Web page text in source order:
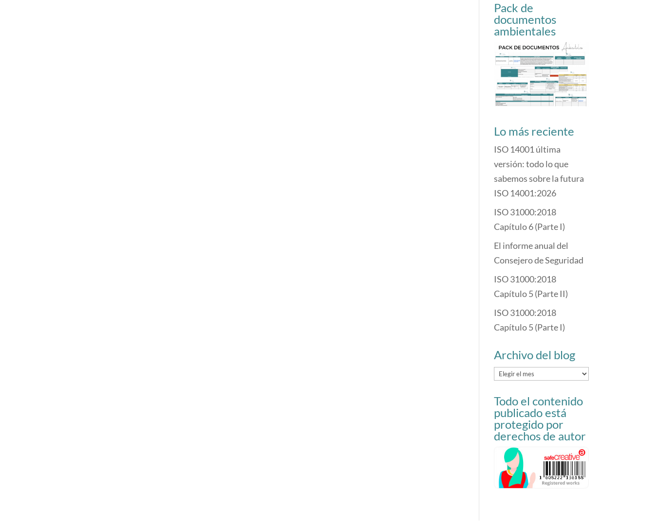
Pack de
documentos
ambientales
Lo más reciente
ISO 14001 última
versión: todo lo que
sabemos sobre la futura
ISO 14001:2026
ISO 31000:2018
Capítulo 6 (Parte I)
El informe anual del
Consejero de Seguridad
ISO 31000:2018
Capítulo 5 (Parte II)
ISO 31000:2018
Capítulo 5 (Parte I)
Archivo del blog
Archivo
blog
Todo el contenido
publicado está
protegido por
derechos de autor